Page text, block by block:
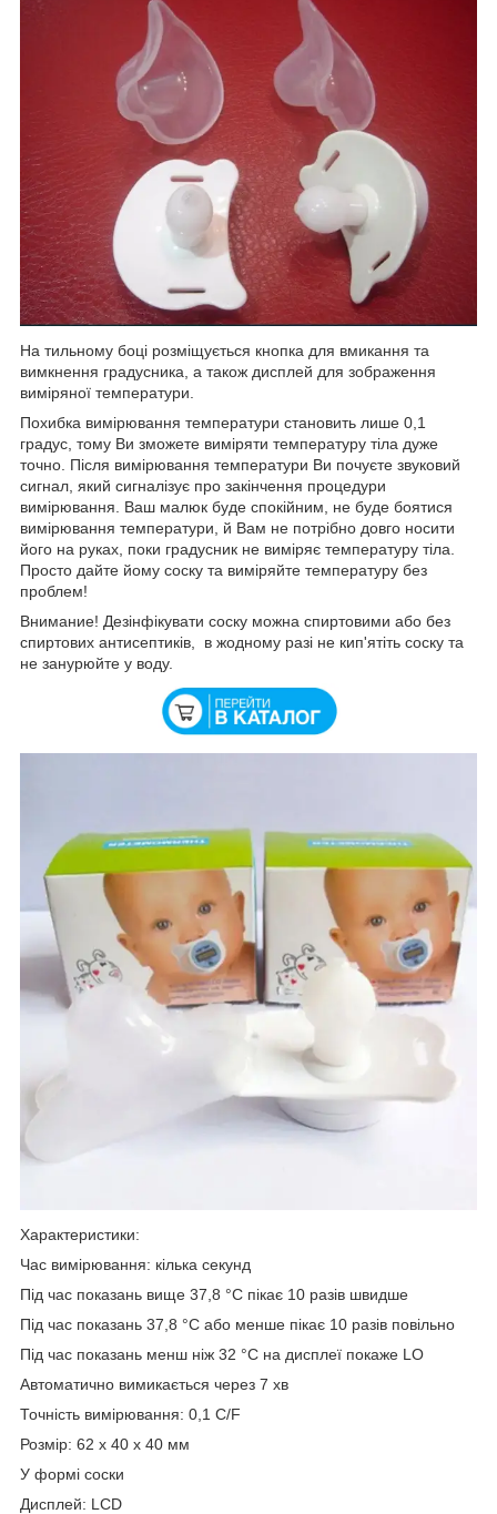
На тильному боці розміщується кнопка для вмикання та
вимкнення градусника, а також дисплей для зображення
виміряної температури.
Похибка вимірювання температури становить лише 0,1
градус, тому Ви зможете виміряти температуру тіла дуже
точно. Після вимірювання температури Ви почуєте звуковий
сигнал, який сигналізує про закінчення процедури
вимірювання. Ваш малюк буде спокійним, не буде боятися
вимірювання температури, й Вам не потрібно довго носити
його на руках, поки градусник не виміряє температуру тіла.
Просто дайте йому соску та виміряйте температуру без
проблем!
Внимание! Дезінфікувати соску можна спиртовими або без
спиртових антисептиків, в жодному разі не кип'ятіть соску та
не занурюйте у воду.
Характеристики:
Час вимірювання: кілька секунд
Під час показань вище 37,8 °C пікає 10 разів швидше
Під час показань 37,8 °C або менше пікає 10 разів повільно
Під час показань менш ніж 32 °C на дисплеї покаже LO
Автоматично вимикається через 7 хв
Точність вимірювання: 0,1 С/F
Розмір: 62 х 40 х 40 мм
У формі соски
Дисплей: LCD